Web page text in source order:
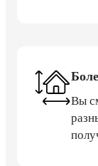
Вы